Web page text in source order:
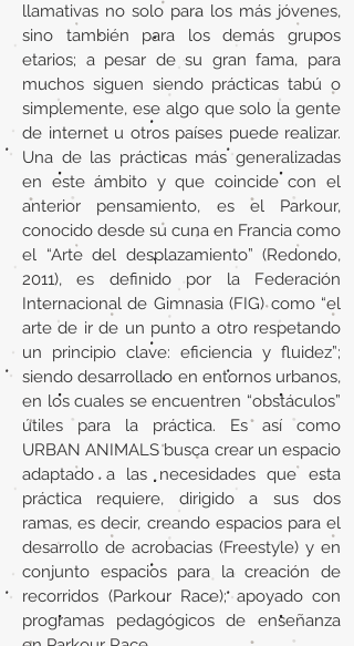
llamativas no solo para los más jóvenes,
sino también para los demás grupos
etarios; a pesar de su gran fama, para
muchos siguen siendo prácticas tabú o
simplemente, ese algo que solo la gente
de internet u otros países puede realizar.
Una de las prácticas más generalizadas
en este ámbito y que coincide con el
anterior pensamiento, es el Parkour,
conocido desde su cuna en Francia como
el “Arte del desplazamiento” (Redondo,
2011), es definido por la Federación
Internacional de Gimnasia (FIG) como “el
arte de ir de un punto a otro respetando
un principio clave: eficiencia y fluidez”;
siendo desarrollado en entornos urbanos,
en los cuales se encuentren “obstáculos”
útiles para la práctica. Es así como
URBAN ANIMALS busca crear un espacio
adaptado a las necesidades que esta
práctica requiere, dirigido a sus dos
ramas, es decir, creando espacios para el
desarrollo de acrobacias (Freestyle) y en
conjunto espacios para la creación de
recorridos (Parkour Race); apoyado con
programas pedagógicos de enseñanza